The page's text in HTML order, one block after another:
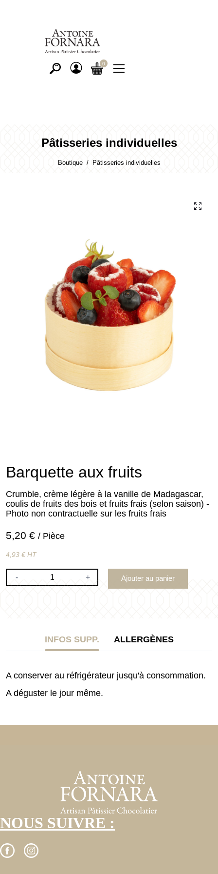
Pâtisseries individuelles
Boutique Pâtisseries individuelles
Barquette aux fruits
Crumble, crème légère à la vanille de Madagascar,
coulis de fruits des bois et fruits frais (selon saison) -
Photo non contractuelle sur les fruits frais
5,20 € / Pièce
4,93 € HT
- + Ajouter au panier
INFOS SUPP. ALLERGÈNES
A conserver au réfrigérateur jusqu'à consommation.
A déguster le jour même.
NOUS SUIVRE :